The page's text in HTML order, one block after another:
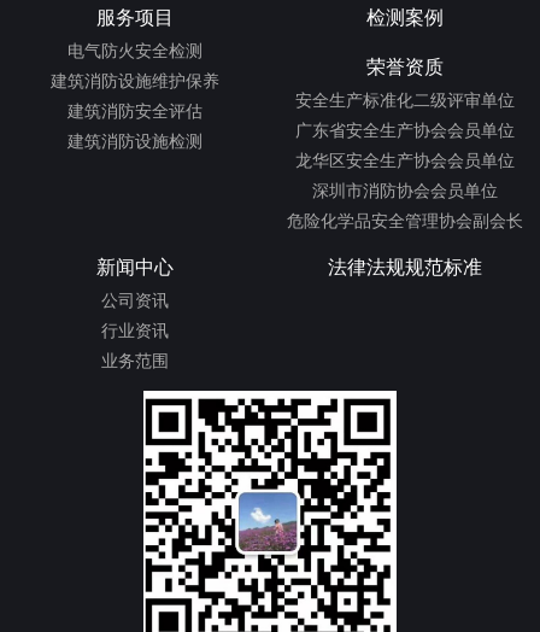
服务项目
电气防火安全检测
建筑消防设施维护保养
建筑消防安全评估
建筑消防设施检测
检测案例
荣誉资质
安全生产标准化二级评审单位
广东省安全生产协会会员单位
龙华区安全生产协会会员单位
深圳市消防协会会员单位
危险化学品安全管理协会副会长
新闻中心
公司资讯
行业资讯
业务范围
法律法规规范标准